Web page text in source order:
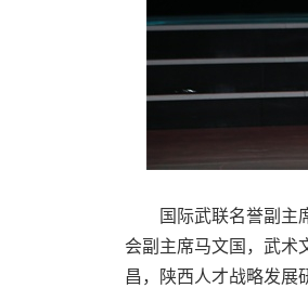
国际武联名誉副主席
会副主席马文国，武术
昌，陕西人才战略发展